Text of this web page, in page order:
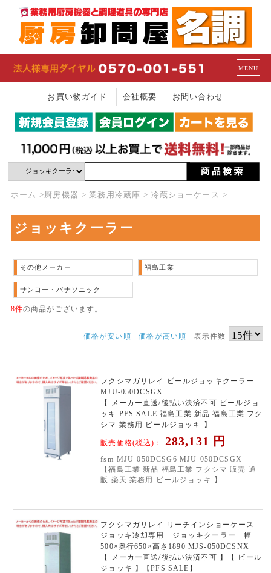
MENU
お買い物ガイド 会社概要 お問い合わせ
ホーム 厨房機器 業務用冷蔵庫 冷蔵ショーケース
ジョッキクーラー
その他メーカー 福島工業
サンヨー・パナソニック
8件の商品がございます。
価格が安い順 価格が高い順 表示件数
フクシマガリレイ ビールジョッキクーラー
MJU-050DCSGX
【 メーカー直送/後払い決済不可 ビールジョ
ッキ PFS SALE 福島工業 新品 福島工業 フク
シマ 業務用 ビールジョッキ 】
販売価格(税込)： 283,131 円
fsm-MJU-050DCSG6 MJU-050DCSGX
【福島工業 新品 福島工業 フクシマ 販売 通
販 楽天 業務用 ビールジョッキ 】
フクシマガリレイ リーチインショーケース
ジョッキ冷却専用 ジョッキクーラー 幅
500×奥行650×高さ1890 MJS-050DCSNX
【 メーカー直送/後払い決済不可 】【 ビール
ジョッキ 】【PFS SALE】